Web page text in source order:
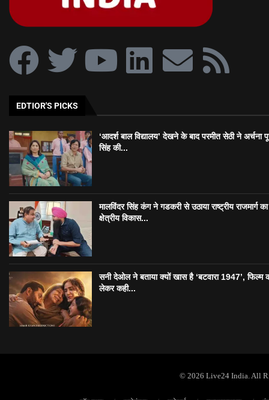
EDTIOR'S PICKS
‘आदर्श बाल विद्यालय’ देखने के बाद परमीत सेठी ने अर्चना
सिंह की...
मालविंदर सिंह कंग ने गडकरी से उठाया राष्ट्रीय राजमार्ग का
क्षेत्रीय विकास...
सनी देओल ने बताया क्यों खास है ‘बटवारा 1947’, फिल्म
लेकर कही...
© 2026 Live24 India. All